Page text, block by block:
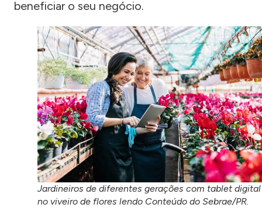
beneficiar o seu negócio.
Jardineiros de diferentes gerações com tablet digital
no viveiro de flores lendo Conteúdo do Sebrae/PR.